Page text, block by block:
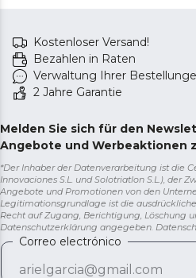
Kostenloser Versand!
Bezahlen in Raten
Verwaltung Ihrer
2 Jahre Garantie
Melden Sie sich für den
Angebote und Werbeaktionen
*Der Inhaber der Datenverarbeitung ist die
Innovaciones S.L. und Solotriatlon S.L.), der
Angebote und Promotionen von den
Legitimationsgrundlage ist die
Recht auf Zugang, Berichtigung, Löschung
Datenschutzerklärung angegeben.
Correo electrónico